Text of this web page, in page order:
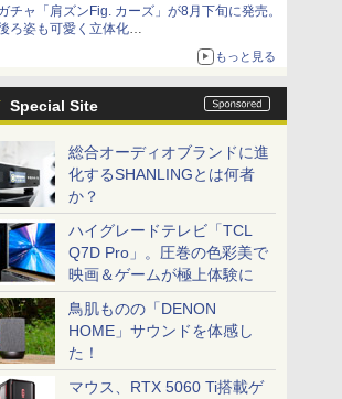
チャ「肩ズンFig. カーズ」が8月下旬に発売。
ろ姿も可愛く立体化
イトニング・マックィーンやメーターなど4
もっと見る
Special Site
総合オーディオブランドに進
化するSHANLINGとは何者
か？
ハイグレードテレビ「TCL
Q7D Pro」。圧巻の色彩美で
映画＆ゲームが極上体験に
鳥肌ものの「DENON
HOME」サウンドを体感し
た！
マウス、RTX 5060 Ti搭載ゲ